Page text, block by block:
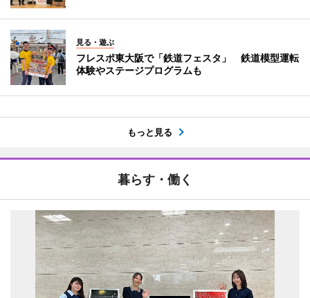
見る・遊ぶ
フレスポ東大阪で「鉄道フェスタ」 鉄道模型運転
体験やステージプログラムも
もっと見る
暮らす・働く